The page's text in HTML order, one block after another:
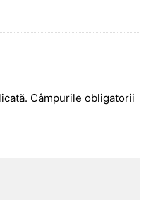
Câmpurile obligatorii